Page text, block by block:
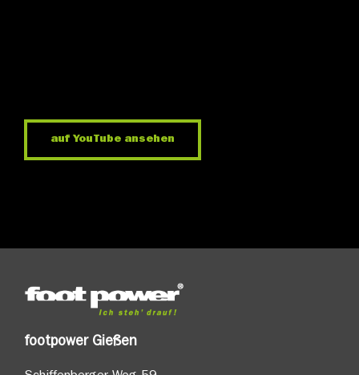
auf YouTube ansehen
footpower Gießen